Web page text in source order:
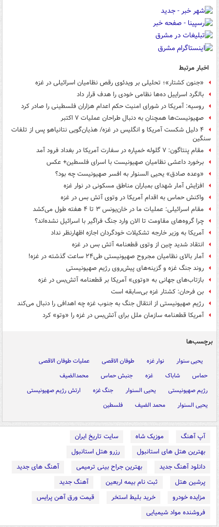
اخبار مرتبط
«جنون کشتار»؛ تحلیلی بر ویدئوی رقص نظامیان اسرائیلی در غزه
بالگرد اسراییل ده‌ها نظامی خودی را هدف قرار داد
روسیه: آمریکا در شورای امنیت حکم اعدام هزاران فلسطینی را صادر کرد
صهیونیست‌ها همچنان به دنبال طراحان عملیات ۷ اکتبر
۴ دلیل شکست آمریکا و انگلیس در غزه/ هذیان‌گویی نتانیاهو پس از تلفات
سنگین
مقام پنتاگون: ۷ گلوله خمپاره در سفارت آمریکا در بغداد فرود آمد
برخورد داعشی نظامیان صهیونیست با اسرای فلسطین+ عکس
«وعده صادق» یحیی السنوار به افسر صهیونیست چه بود؟
افزایش آمار شهدای بمباران مناطق مسکونی در نوار غزه
واکنش حماس به اقدام آمریکا در وتوی آتش بس در غزه
مقام اسرائیلی: عملیات ما در خان‌یونس ۳ تا ۴ هفته طول می‌کشد
چرا گروه‌های مقاومت تا الان وارد جنگ فراگیر با اسرائیل نشده‌اند؟
آمریکا به وزیر خارجه تشکیلات خودگردان اجازه اظهارنظر نداد
انتقاد شدید چین از وتوی قطعنامه آتش بس در غزه
آمار بالای نظامیان مجروح صهیونیستی طی۲۴ ساعت گذشته در غزه!
روند جنگ غزه و گزینه‌های پیش‌روی رژیم صهیونیستی
بازتاب‌های جهانی به «وتوی» آمریکا بر قطعنامه آتش‌بس در غزه
بن فرحان: کشتار غزه بی‌سابقه است
رژیم صهیونیستی از انتقال جنگ به جنوب غزه چه اهدافی را دنبال می‌کند
آمریکا قطعنامه سازمان ملل برای آتش‌بس در غزه را «وتو» کرد
برچسب‌ها
یحیی سنوار نوار غزه طوفان الاقصی
عملیات طوفان الاقصی
حماس
شاباک غزه جنبش حماس
محمدالضیف
رژیم صهیونیستی
یحیی السنوار جنگ غزه
ارتش رژیم صهیونیستی
يحيى السنوار
محمد الضیف فلسطین
آپ آهنگ موزیک شاه
سایت تاریخ ایران
بهترین هتل های استانبول
رزرو هتل استانبول
دانلود آهنگ جدید
بهترین جراح بینی ترمیمی
آهنگ های جدید
پرشین هتل
ثبت نام بیمه اربعین
آهنگ جدید
مزایده خودرو
خرید بلیط استخر
قیمت ورق آهن پرایس
فروشنده مواد شیمیایی